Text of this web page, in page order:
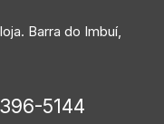
Barra do Imbuí,
5144